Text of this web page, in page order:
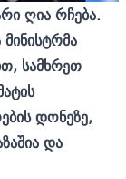
ღია რჩება.
სამხრეთ
დონეზე,
და